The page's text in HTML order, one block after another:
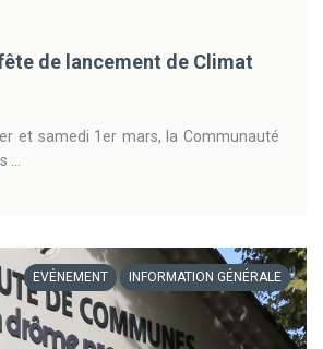
de lancement de Climat
et samedi 1er mars, la Communauté
EVÉNEMENT INFORMATION GÉNÉRALE